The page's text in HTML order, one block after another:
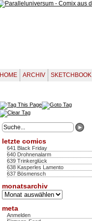
HOME ARCHIV SKETCHBOOK
letzte comics
641 Black Friday
640 Drohnenalarm
639 Trinkerglück
638 Kasperles Lamento
637 Bösmensch
monatsarchiv
Monatsarchiv
meta
Anmelden